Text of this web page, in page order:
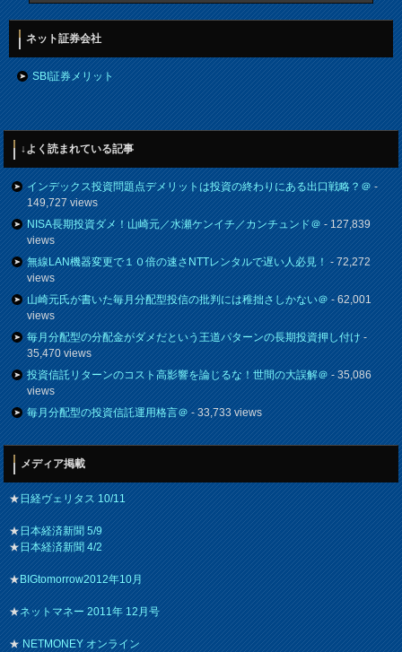
ネット証券会社
SBI証券メリット
↓よく読まれている記事
インデックス投資問題点デメリットは投資の終わりにある出口戦略？＠-
149,727 views
NISA長期投資ダメ！山崎元／水瀬ケンイチ／カンチュンド＠- 127,839
views
無線LAN機器変更で１０倍の速さNTTレンタルで遅い人必見！- 72,272
views
山崎元氏が書いた毎月分配型投信の批判には稚拙さしかない＠- 62,001
views
毎月分配型の分配金がダメだという王道パターンの長期投資押し付け-
35,470 views
投資信託リターンのコスト高影響を論じるな！世間の大誤解＠- 35,086
views
毎月分配型の投資信託運用格言＠- 33,733 views
メディア掲載
★日経ヴェリタス 10/11
★日本経済新聞 5/9
★日本経済新聞 4/2
★BIGtomorrow2012年10月
★ネットマネー 2011年 12月号
★NETMONEY オンライン